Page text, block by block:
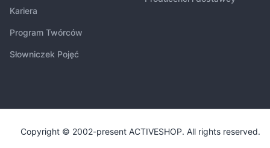
Kariera
Program Twórców
Słowniczek Pojęć
Copyright © 2002-present ACTIVESHOP. All rights reserved.